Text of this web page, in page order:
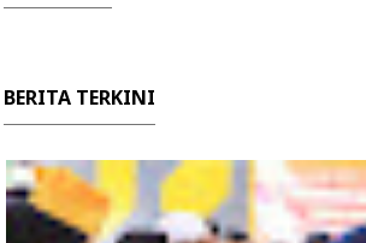
BERITA TERKINI